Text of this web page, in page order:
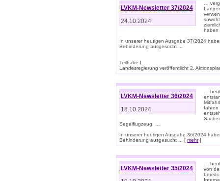
LVKM-Newsletter 37/2024
24.10.2024
…
In unserer heutigen Ausgabe 37/2024
Behinderung ausgesucht ...
Teilhabe I
Landesregierung veröffentlicht 2.
LVKM-Newsletter 36/2024
18.10.2024
…
fahren
Segelflugzeug, …
In unserer heutigen Ausgabe 36/2024
Behinderung ausgesucht ... [ mehr]
LVKM-Newsletter 35/2024
…
von
bereits